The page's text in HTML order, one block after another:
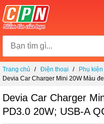
Chuyển
đến
dung
Trang chủ Điện thoại Phụ
Devia Car Charger Mini 20W Màu
Devia Car Charger
PD3.0 20W; USB-A